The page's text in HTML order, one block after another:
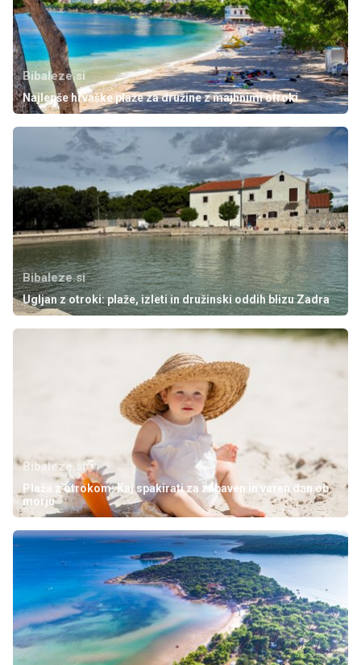
Bibaleze.si
Najlepše hrvaške plaže za družine z majhnimi otroki
Bibaleze.si
Ugljan z otroki: plaže, izleti in družinski oddih blizu Zadra
Bibaleze.si
Plaža z otrokom: Kaj spakirati za zabaven in varen dan ob
morju